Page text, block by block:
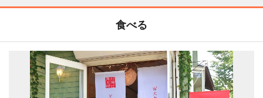
食べる